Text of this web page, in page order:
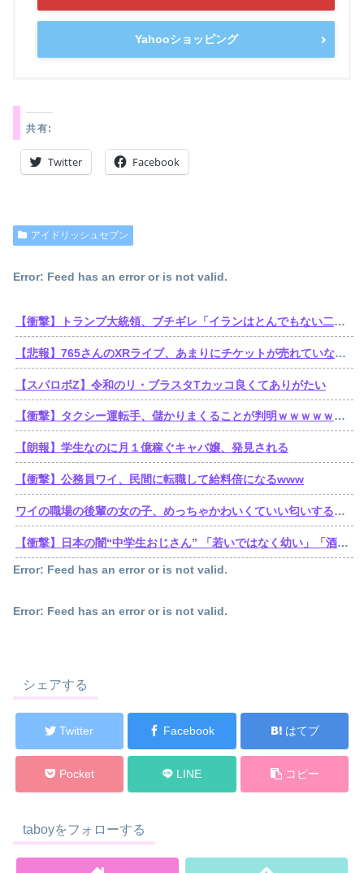
Yahooショッピング
共有:
Twitter Facebook
アイドリッシュセブン
Error: Feed has an error or is not valid.
【衝撃】トランプ大統領、ブチギレ「イランはとんでもない二枚舌だ！！」←これｗｗｗｗｗ
【悲報】765さんのXRライブ、あまりにチケットが売れていないからか、事前に内容を見せてしまう大盤振る舞い
【スパロボZ】令和のリ・ブラスタTカッコ良くてありがたい
【衝撃】タクシー運転手、儲かりまくることが判明ｗｗｗｗｗｗｗｗｗｗｗｗｗｗｗｗｗｗｗｗｗｗｗｗｗ
【朗報】学生なのに月１億稼ぐキャバ嬢、発見される
【衝撃】公務員ワイ、民間に転職して給料倍になるwww
ワイの職場の後輩の女の子、めっちゃかわいくていい匂いするけどゴミ無能
【衝撃】日本の闇“中学生おじさん” 「若いではなく幼い」「酒よりコーラ」「夜遊びよりゲーム」
Error: Feed has an error or is not valid.
Error: Feed has an error or is not valid.
シェアする
Twitter Facebook はてブ
Pocket LINE コピー
taboyをフォローする